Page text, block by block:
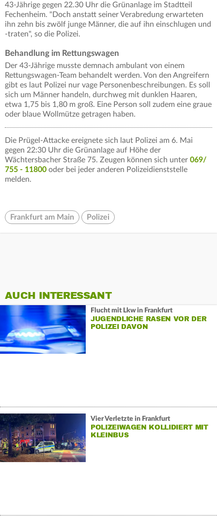
43-Jährige gegen 22.30 Uhr die Grünanlage im Stadtteil
Fechenheim. "Doch anstatt seiner Verabredung erwarteten
ihn zehn bis zwölf junge Männer, die auf ihn einschlugen und
-traten", so die Polizei.
Behandlung im Rettungswagen
Der 43-Jährige musste demnach ambulant von einem
Rettungswagen-Team behandelt werden. Von den Angreifern
gibt es laut Polizei nur vage Personenbeschreibungen. Es soll
sich um Männer handeln, durchweg mit dunklen Haaren,
etwa 1,75 bis 1,80 m groß. Eine Person soll zudem eine graue
oder blaue Wollmütze getragen haben.
Die Prügel-Attacke ereignete sich laut Polizei am 6. Mai
gegen 22:30 Uhr die Grünanlage auf Höhe der
Wächtersbacher Straße 75. Zeugen können sich unter 069/
755 - 11800 oder bei jeder anderen Polizeidienststelle
melden.
Frankfurt am Main Polizei
AUCH INTERESSANT
Flucht mit Lkw in Frankfurt
JUGENDLICHE RASEN VOR DER
POLIZEI DAVON
Vier Verletzte in Frankfurt
POLIZEIWAGEN KOLLIDIERT MIT
KLEINBUS